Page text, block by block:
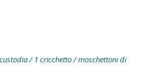
/ 1 cricchetto / moschettoni di